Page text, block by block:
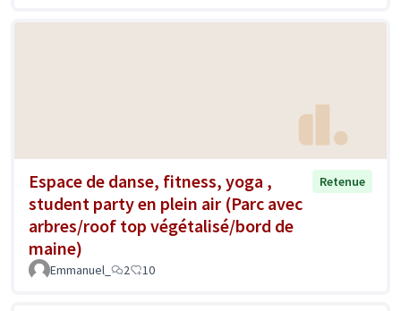
Espace de danse, fitness, yoga ,
student party en plein air (Parc avec
arbres/roof top végétalisé/bord de
maine)
Retenue
Emmanuel_ 2 10